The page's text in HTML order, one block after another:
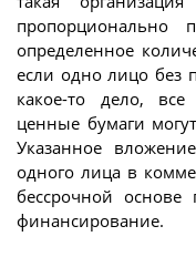
пропорционально
определенное
если одно лицо без
какое-то дело,
ценные бумаги
Указанное
одного лица в
бессрочной основе
финансирование.